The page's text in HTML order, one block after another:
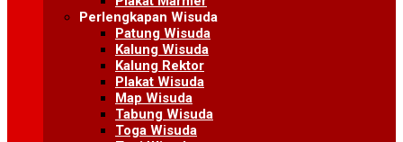
Perlengkapan Wisuda
Patung Wisuda
Kalung Wisuda
Kalung Rektor
Plakat Wisuda
Map Wisuda
Tabung Wisuda
Toga Wisuda